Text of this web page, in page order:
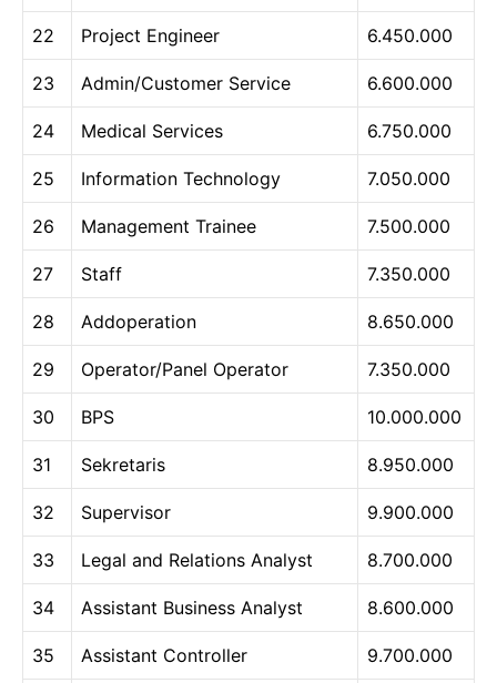
22 Project Engineer 6.450.000
23 Admin/Customer Service 6.600.000
24 Medical Services 6.750.000
25 Information Technology 7.050.000
26 Management Trainee 7.500.000
27 Staff 7.350.000
28 Addoperation 8.650.000
29 Operator/Panel Operator 7.350.000
30 BPS 10.000.000
31 Sekretaris 8.950.000
32 Supervisor 9.900.000
33 Legal and Relations Analyst 8.700.000
34 Assistant Business Analyst 8.600.000
35 Assistant Controller 9.700.000